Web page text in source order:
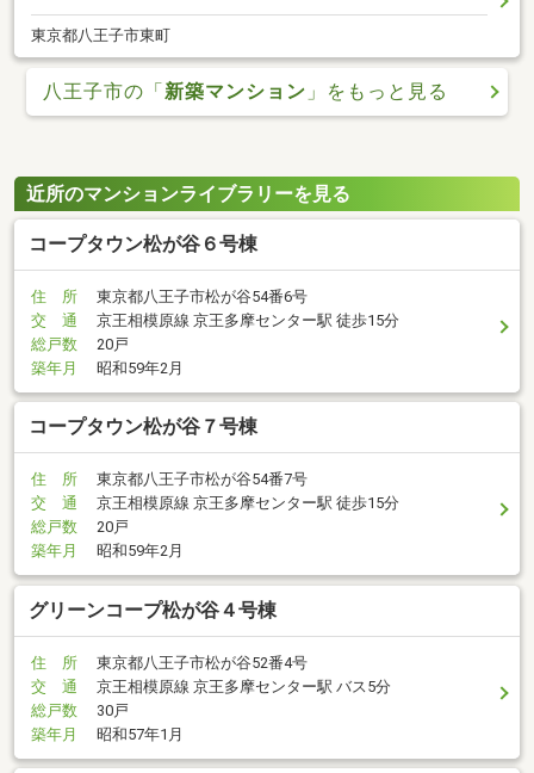
東京都八王子市東町
八王子市の「新築マンション 」をもっと見る
近所のマンションライブラリーを見る
コープタウン松が谷６号棟
住 所
東京都八王子市松が谷54番6号
交 通
京王相模原線 京王多摩センター駅 徒歩15分
総戸数
20戸
築年月
昭和59年2月
コープタウン松が谷７号棟
住 所
東京都八王子市松が谷54番7号
交 通
京王相模原線 京王多摩センター駅 徒歩15分
総戸数
20戸
築年月
昭和59年2月
グリーンコープ松が谷４号棟
住 所
東京都八王子市松が谷52番4号
交 通
京王相模原線 京王多摩センター駅 バス5分
総戸数
30戸
築年月
昭和57年1月